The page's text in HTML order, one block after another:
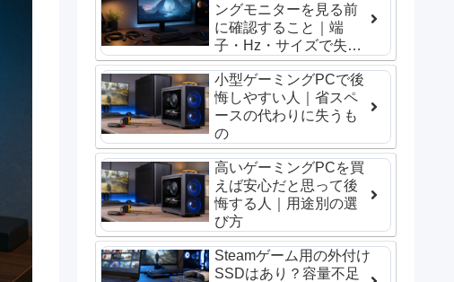
ングモニターを見る前
に確認すること｜端
子・Hz・サイズで失敗
しない選び方
小型ゲーミングPCで後
悔しやすい人｜省スペ
ースの代わりに失うも
の
高いゲーミングPCを買
えば安心だと思って後
悔する人｜用途別の選
び方
Steamゲーム用の外付け
SSDはあり？容量不足